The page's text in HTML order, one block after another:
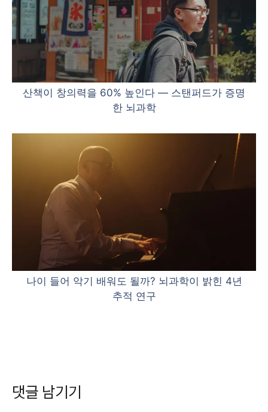
산책이 창의력을 60% 높인다 — 스탠퍼드가 증명
한 뇌과학
나이 들어 악기 배워도 될까? 뇌과학이 밝힌 4년
추적 연구
댓글 남기기